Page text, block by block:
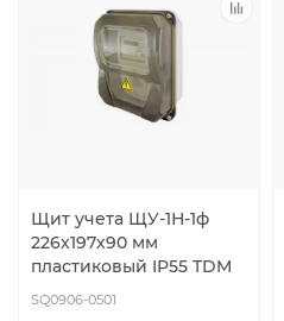
Щит учета ЩУ-1Н-1ф
226х197х90 мм
пластиковый IP55 TDM
SQ0906-0501